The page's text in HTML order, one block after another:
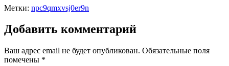
Метки: npc9qmxvsj0er9n
Добавить комментарий
Ваш адрес email не будет опубликован. Обязательные поля
помечены *